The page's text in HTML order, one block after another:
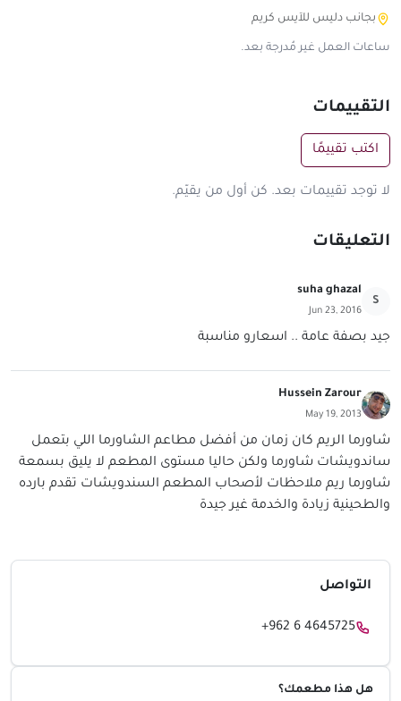
بجانب دليس للآيس كريم
ساعات العمل غير مُدرجة بعد.
التقييمات
اكتب تقييمًا
لا توجد تقييمات بعد. كن أول من يقيّم.
التعليقات
S
suha ghazal
Jun 23, 2016
جيد بصفة عامة .. اسعارو مناسبة
Hussein Zarour
May 19, 2013
شاورما الريم كان زمان من أفضل مطاعم الشاورما اللي بتعمل
ساندويشات شاورما ولكن حاليا مستوى المطعم لا يليق بسمعة
شاورما ريم ملاحظات لأصحاب المطعم السندويشات تقدم بارده
والطحينية زيادة والخدمة غير جيدة
التواصل
+962 6 4645725
هل هذا مطعمك؟